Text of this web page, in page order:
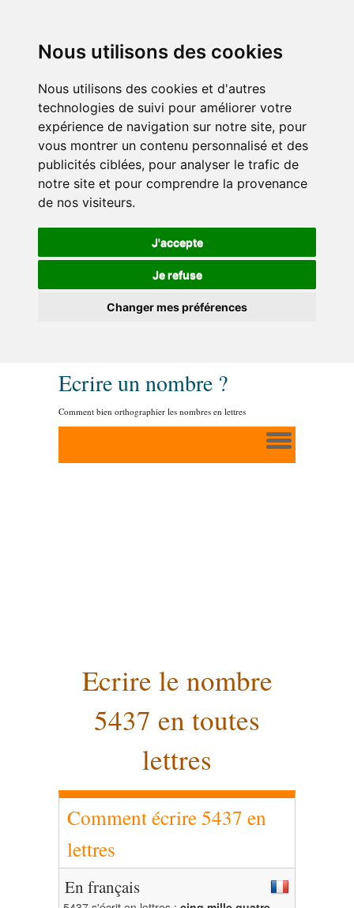
Nous utilisons des cookies
Nous utilisons des cookies et d'autres
technologies de suivi pour améliorer votre
expérience de navigation sur notre site, pour
vous montrer un contenu personnalisé et des
publicités ciblées, pour analyser le trafic de
notre site et pour comprendre la provenance
de nos visiteurs.
J'accepte
Je refuse
Changer mes préférences
Ecrire un nombre ?
Comment bien orthographier les nombres en lettres
Ecrire le nombre
5437 en toutes
lettres
Comment écrire 5437 en
lettres
En français